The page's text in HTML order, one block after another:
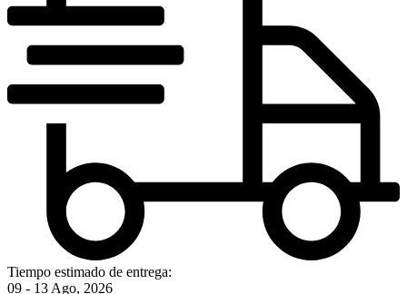
Tiempo estimado de entrega:
09 - 13 Ago, 2026